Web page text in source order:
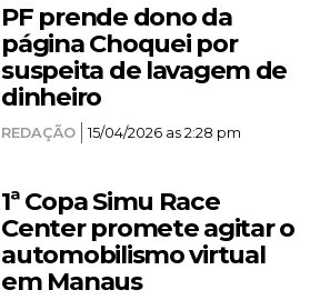
PF prende dono da
página Choquei por
suspeita de lavagem de
dinheiro
REDAÇÃO 15/04/2026 as 2:28 pm
1ª Copa Simu Race
Center promete agitar o
automobilismo virtual
em Manaus